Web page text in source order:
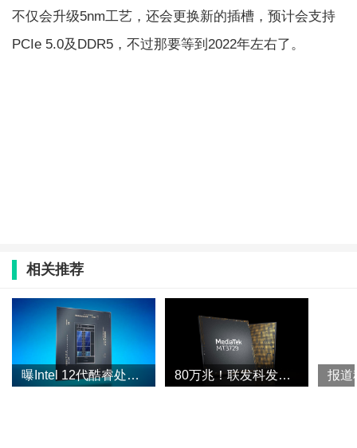
不仅会升级5nm工艺，还会更换新的插槽，预计会支持
PCIe 5.0及DDR5，不过那要等到2022年左右了。
相关推荐
曝Intel 12代酷睿处理器11月4日上市开卖：测试性能比Zen3快27% 80万兆！联发科发布超低功耗收发器MT3729